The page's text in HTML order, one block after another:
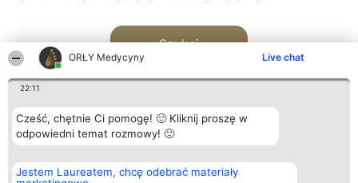
ORŁY Medycyny Live chat
22:11
Cześć, chętnie Ci pomogę! 🙂 Kliknij proszę w
odpowiedni temat rozmowy! 🙂
Jestem Laureatem, chcę odebrać materiały
Szukaj
Organizator plebiscytu
Bright Side Solutions sp. z o.
Plebiscyt
Laureaci
Kontakt
Kontakt